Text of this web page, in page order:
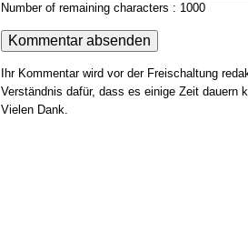
Number of remaining characters : 1000
Ihr Kommentar wird vor der Freischaltung
Verständnis dafür, dass es einige Zeit
Vielen Dank.